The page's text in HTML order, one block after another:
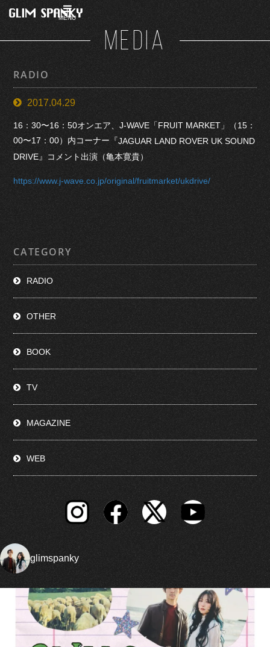
MENU
MEDIA
RADIO
2017.04.29
16：30〜16：50オンエア、J-WAVE「FRUIT MARKET」（15：
00〜17：00）内コーナー『JAGUAR LAND ROVER UK SOUND
DRIVE』
コメント出演（亀本寛貴）
https://www.j-wave.co.jp/original/fruitmarket/ukdrive/
CATEGORY
RADIO
OTHER
BOOK
TV
MAGAZINE
WEB
glimspanky